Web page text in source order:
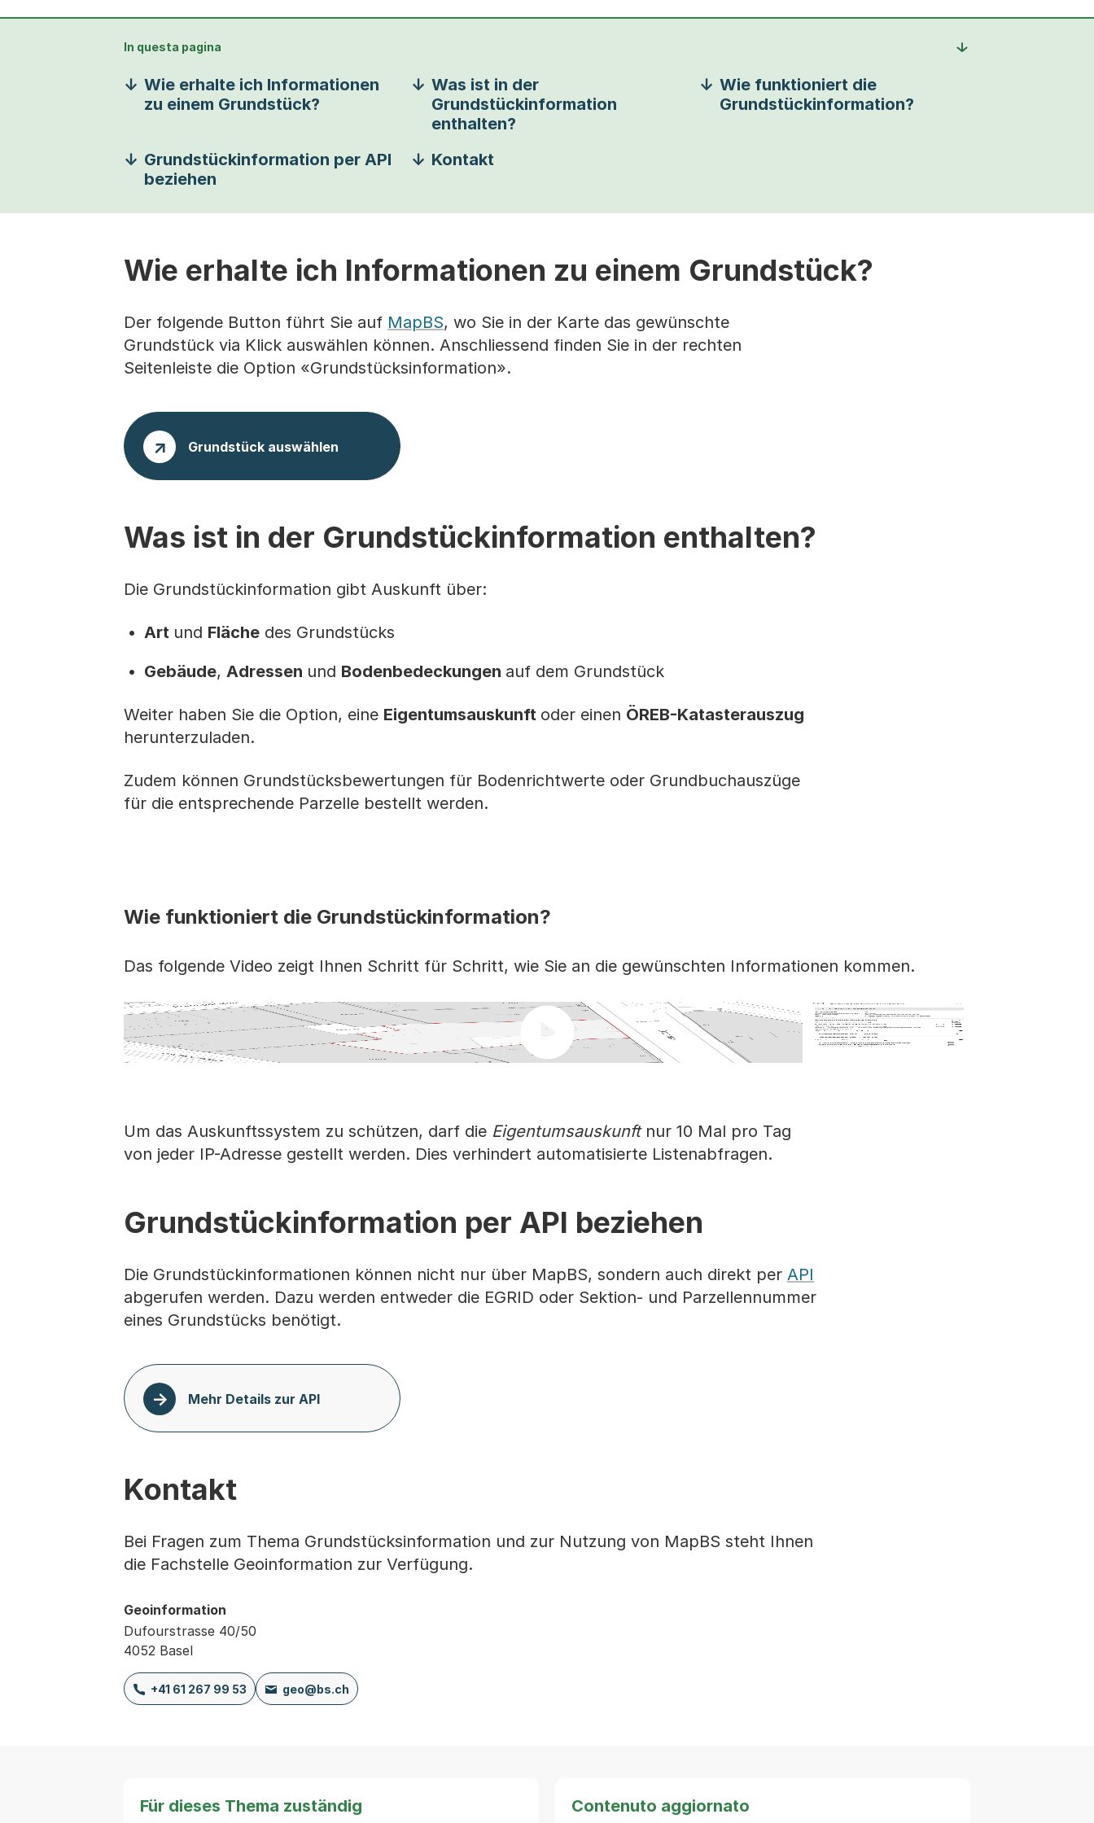
In questa pagina
Wie erhalte ich Informationen
zu einem Grundstück?
Was ist in der
Grundstückinformation
enthalten?
Wie funktioniert die
Grundstückinformation?
Grundstückinformation per API
beziehen
Kontakt
Wie erhalte ich Informationen zu einem Grundstück?
Der folgende Button führt Sie auf MapBS, wo Sie in der Karte das gewünschte
Grundstück via Klick auswählen können. Anschliessend finden Sie in der rechten
Seitenleiste die Option «Grundstücksinformation».
Grundstück auswählen
Was ist in der Grundstückinformation enthalten?
Die Grundstückinformation gibt Auskunft über:
Art und Fläche des Grundstücks
Gebäude, Adressen und Bodenbedeckungen auf dem Grundstück
Weiter haben Sie die Option, eine Eigentumsauskunft oder einen ÖREB-Katasterauszug
herunterzuladen.
Zudem können Grundstücksbewertungen für Bodenrichtwerte oder Grundbuchauszüge
für die entsprechende Parzelle bestellt werden.
Wie funktioniert die Grundstückinformation?
Das folgende Video zeigt Ihnen Schritt für Schritt, wie Sie an die gewünschten Informationen kommen.
Um das Auskunftssystem zu schützen, darf die Eigentumsauskunft nur 10 Mal pro Tag
von jeder IP-Adresse gestellt werden. Dies verhindert automatisierte Listenabfragen.
Grundstückinformation per API beziehen
Die Grundstückinformationen können nicht nur über MapBS, sondern auch direkt per API
abgerufen werden. Dazu werden entweder die EGRID oder Sektion- und Parzellennummer
eines Grundstücks benötigt.
Mehr Details zur API
Kontakt
Bei Fragen zum Thema Grundstücksinformation und zur Nutzung von MapBS steht Ihnen
die Fachstelle Geoinformation zur Verfügung.
Geoinformation
Dufourstrasse 40/50
4052 Basel
+41 61 267 99 53 geo@bs.ch
Für dieses Thema zuständig Contenuto aggiornato